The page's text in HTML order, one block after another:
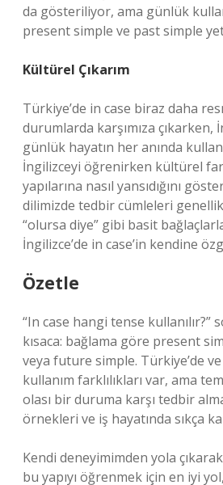
da gösteriliyor, ama günlük
present simple ve past simple
Kültürel Çıkarım
Türkiye’de in case biraz daha
durumlarda karşımıza çıkarken,
günlük hayatın her anında
İngilizceyi öğrenirken kültürel
yapılarına nasıl yansıdığını
dilimizde tedbir cümleleri
“olursa diye” gibi basit
İngilizce’de in case’in kendine
Özetle
“In case hangi tense kullanılır?”
kısaca: bağlama göre present
veya future simple. Türkiye’de
kullanım farklılıkları var, ama
olası bir duruma karşı tedbir
örnekleri ve iş hayatında sıkça
Kendi deneyimimden yola
bu yapıyı öğrenmek için en iyi